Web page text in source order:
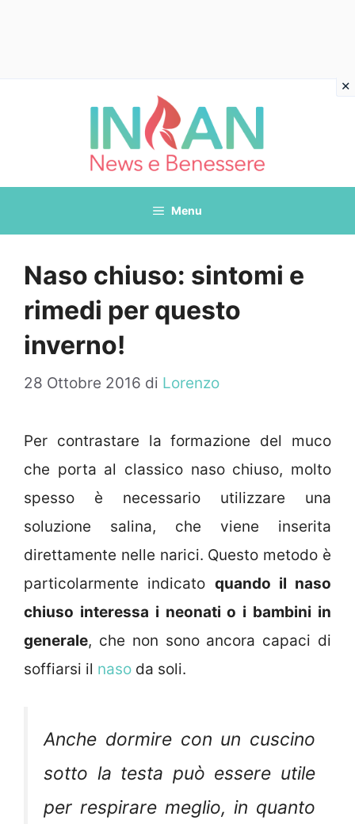
Menu
Naso chiuso: sintomi e
rimedi per questo
inverno!
28 Ottobre 2016 di Lorenzo
Per contrastare la formazione del muco
che porta al classico naso chiuso, molto
spesso è necessario utilizzare una
soluzione salina, che viene inserita
direttamente nelle narici. Questo metodo è
particolarmente indicato quando il naso
chiuso interessa i neonati o i bambini in
generale, che non sono ancora capaci di
soffiarsi il naso da soli.
Anche dormire con un cuscino
sotto la testa può essere utile
per respirare meglio, in quanto